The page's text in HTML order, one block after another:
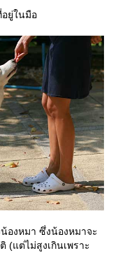
ยู่ในมือ
องหมา ซึ่งน้องหมาจะ
(แต่ไม่สูงเกินเพราะ